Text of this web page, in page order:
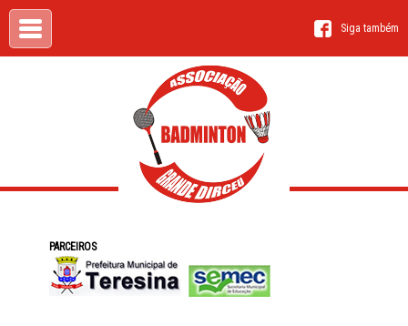
Siga também
PARCEIROS